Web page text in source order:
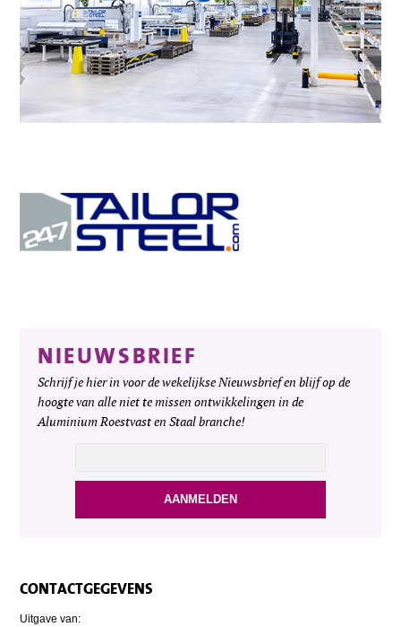
NIEUWSBRIEF
Schrijf je hier in voor de wekelijkse Nieuwsbrief en blijf op de
hoogte van alle niet te missen ontwikkelingen in de
Aluminium Roestvast en Staal branche!
CONTACTGEGEVENS
Uitgave van: